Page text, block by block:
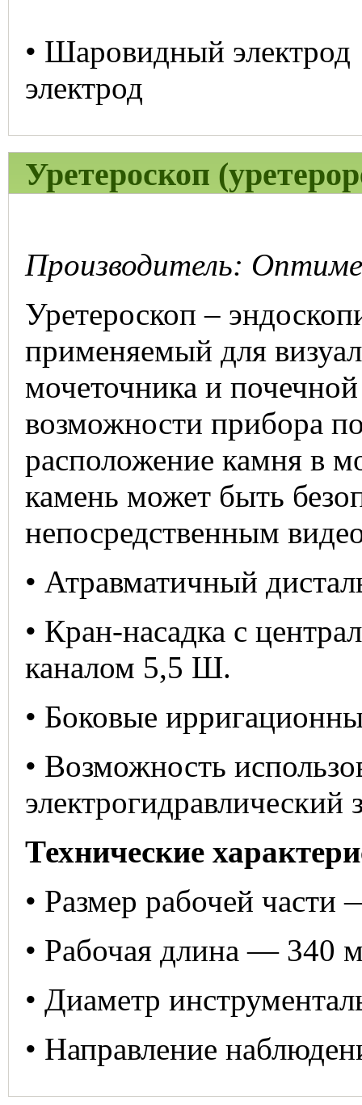
• Шаровидный
электрод
Уретероскоп
Производитель:
Уретероскоп –
применяемый для
мочеточника и
возможности прибора
расположение камня в
камень может быть
непосредственным
• Атравматичный
• Кран-насадка с
каналом 5,5 Ш.
• Боковые
• Возможность
электрогидравлический
Технические
• Размер рабочей
• Рабочая длина — 340
• Диаметр
• Направление